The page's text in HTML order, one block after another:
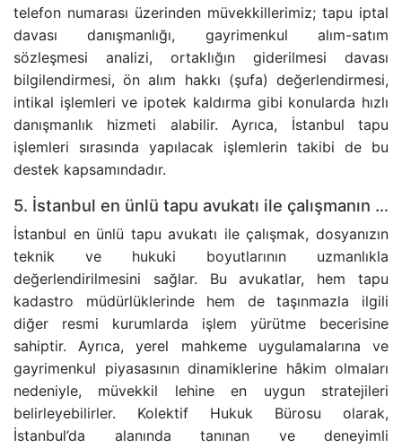
telefon numarası üzerinden müvekkillerimiz; tapu iptal
davası danışmanlığı, gayrimenkul alım-satım
sözleşmesi analizi, ortaklığın giderilmesi davası
bilgilendirmesi, ön alım hakkı (şufa) değerlendirmesi,
intikal işlemleri ve ipotek kaldırma gibi konularda hızlı
danışmanlık hizmeti alabilir. Ayrıca, İstanbul tapu
işlemleri sırasında yapılacak işlemlerin takibi de bu
destek kapsamındadır.
5. İstanbul en ünlü tapu avukatı ile çalışmanın avantajları nelerdir?
İstanbul en ünlü tapu avukatı ile çalışmak, dosyanızın
teknik ve hukuki boyutlarının uzmanlıkla
değerlendirilmesini sağlar. Bu avukatlar, hem tapu
kadastro müdürlüklerinde hem de taşınmazla ilgili
diğer resmi kurumlarda işlem yürütme becerisine
sahiptir. Ayrıca, yerel mahkeme uygulamalarına ve
gayrimenkul piyasasının dinamiklerine hâkim olmaları
nedeniyle, müvekkil lehine en uygun stratejileri
belirleyebilirler. Kolektif Hukuk Bürosu olarak,
İstanbul’da alanında tanınan ve deneyimli